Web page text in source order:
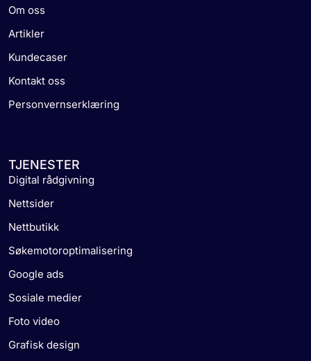
Om oss
Artikler
Kundecaser
Kontakt oss
Personvernserklæring
TJENESTER
Digital rådgivning
Nettsider
Nettbutikk
Søkemotoroptimalisering
Google ads
Sosiale medier
Foto video
Grafisk design